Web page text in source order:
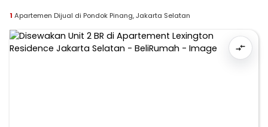
1 Apartemen Dijual di Pondok Pinang, Jakarta Selatan